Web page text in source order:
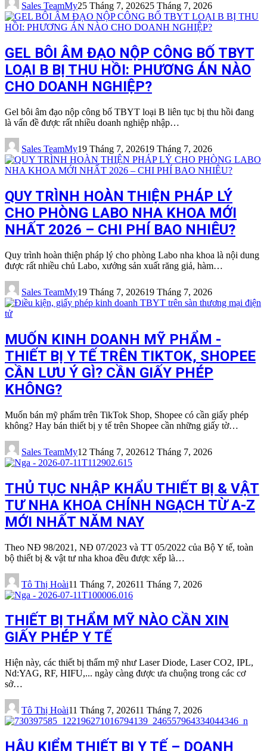
Sales TeamMy25 Tháng 7, 202625 Tháng 7, 2026
GEL BÔI ÂM ĐẠO NỘP CÔNG BỐ TBYT
LOẠI B BỊ THU HỒI: PHƯƠNG ÁN NÀO
CHO DOANH NGHIỆP?
Gel bôi âm đạo nộp công bố TBYT loại B liên tục bị thu hồi đang
là vấn đề được rất nhiều doanh nghiệp nhập…
Sales TeamMy19 Tháng 7, 202619 Tháng 7, 2026
QUY TRÌNH HOÀN THIỆN PHÁP LÝ
CHO PHÒNG LABO NHA KHOA MỚI
NHẤT 2026 – CHI PHÍ BAO NHIÊU?
Quy trình hoàn thiện pháp lý cho phòng Labo nha khoa là nội dung
được rất nhiều chủ Labo, xưởng sản xuất răng giả, hàm…
Sales TeamMy19 Tháng 7, 202619 Tháng 7, 2026
MUỐN KINH DOANH MỸ PHẨM -
THIẾT BỊ Y TẾ TRÊN TIKTOK, SHOPEE
CẦN LƯU Ý GÌ? CẦN GIẤY PHÉP
KHÔNG?
Muốn bán mỹ phẩm trên TikTok Shop, Shopee có cần giấy phép
không? Hay bán thiết bị y tế trên Shopee cần những giấy tờ…
Sales TeamMy12 Tháng 7, 202612 Tháng 7, 2026
THỦ TỤC NHẬP KHẨU THIẾT BỊ & VẬT
TƯ NHA KHOA CHÍNH NGẠCH TỪ A-Z
MỚI NHẤT NĂM NAY
Theo NĐ 98/2021, NĐ 07/2023 và TT 05/2022 của Bộ Y tế, toàn
bộ thiết bị & vật tư nha khoa đều được xếp là…
Tô Thị Hoài11 Tháng 7, 202611 Tháng 7, 2026
THIẾT BỊ THẨM MỸ NÀO CẦN XIN
GIẤY PHÉP Y TẾ
Hiện này, các thiết bị thẩm mỹ như Laser Diode, Laser CO2, IPL,
Nd:YAG, RF, HIFU,... ngày càng được ưa chuộng trong các cơ
sở…
Tô Thị Hoài11 Tháng 7, 202611 Tháng 7, 2026
HẬU KIỂM THIẾT BỊ Y TẾ – DOANH